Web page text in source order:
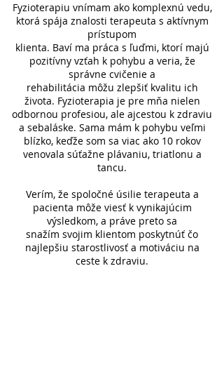
Fyzioterapiu vnímam ako komplexnú vedu,
ktorá spája znalosti terapeuta s aktívnym
prístupom
klienta. Baví ma práca s ľuďmi, ktorí majú
pozitívny vzťah k pohybu a veria, že
správne cvičenie a
rehabilitácia môžu zlepšiť kvalitu ich
života. Fyzioterapia je pre mňa nielen
odbornou profesiou, ale ajcestou k zdraviu
a sebaláske. Sama mám k pohybu veľmi
blízko, keďže som sa viac ako 10 rokov
venovala súťažne plávaniu, triatlonu a
tancu.
Verím, že spoločné úsilie terapeuta a
pacienta môže viesť k vynikajúcim
výsledkom, a práve preto sa
snažím svojim klientom poskytnúť čo
najlepšiu starostlivosť a motiváciu na
ceste k zdraviu.